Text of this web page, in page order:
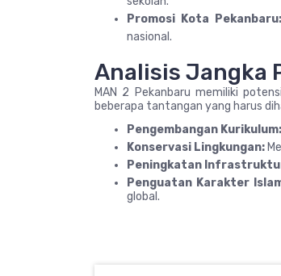
Promosi Kota Pekanbaru:
nasional.
Analisis Jangka
MAN 2 Pekanbaru memiliki
beberapa tantangan yang harus
Pengembangan Kurikulum:
Konservasi Lingkungan:
Peningkatan
Penguatan Karakter
global.